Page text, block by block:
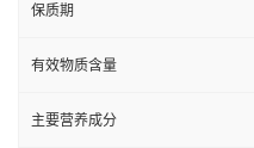
保质期
有效物质含量
主要营养成分